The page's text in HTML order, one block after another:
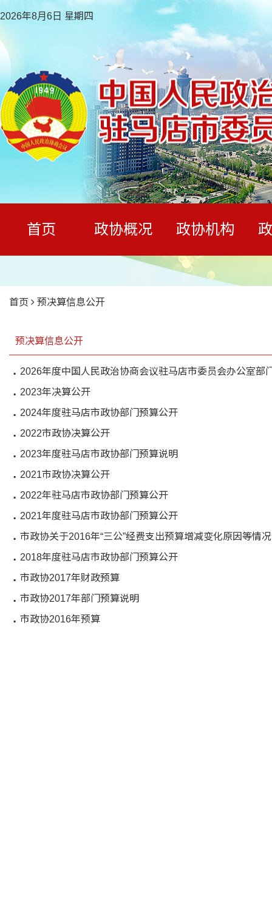
2026年8月6日 星期四
首页 政协概况 政协机构
首页 预决算信息公开
预决算信息公开
2026年度中国人民政治协商会议驻马店市委员会办公室部
2023年决算公开
2024年度驻马店市政协部门预算公开
2022市政协决算公开
2023年度驻马店市政协部门预算说明
2021市政协决算公开
2022年驻马店市政协部门预算公开
2021年度驻马店市政协部门预算公开
市政协关于2016年“三公”经费支出预算增减变化原因等情
2018年度驻马店市政协部门预算公开
市政协2017年财政预算
市政协2017年部门预算说明
市政协2016年预算